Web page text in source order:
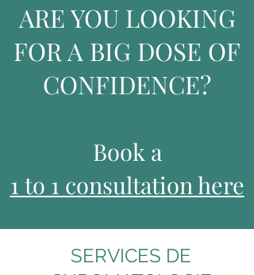
SERVICES DE
ARE YOU LOOKING
FOR A BIG DOSE OF
CONFIDENCE?
Book a
1 to 1 consultation here